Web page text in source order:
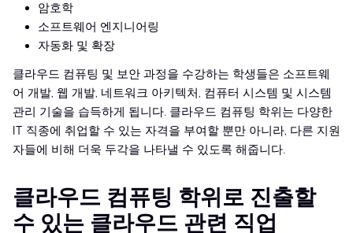
암호학
소프트웨어 엔지니어링
자동화 및 확장
클라우드 컴퓨팅 및 보안 과정을 수강하는 학생들은 소프트웨
어 개발, 웹 개발, 네트워크 아키텍처, 컴퓨터 시스템 및 시스템
관리 기술을 습득하게 됩니다. 클라우드 컴퓨팅 학위는 다양한
IT 직종에 취업할 수 있는 자격을 부여할 뿐만 아니라, 다른 지원
자들에 비해 더욱 두각을 나타낼 수 있도록 해줍니다.
클라우드 컴퓨팅 학위로 진출할
수 있는 클라우드 관련 직업